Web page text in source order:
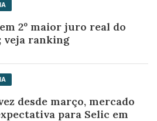
2º maior juro real do
veja ranking
desde março, mercado
para Selic em